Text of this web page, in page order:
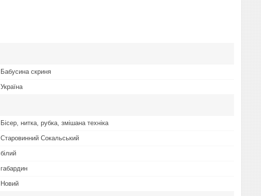
Бабусина скриня
Україна
Бісер, нитка, рубка, змішана техніка
Старовинний Сокальський
білий
габардин
Новий